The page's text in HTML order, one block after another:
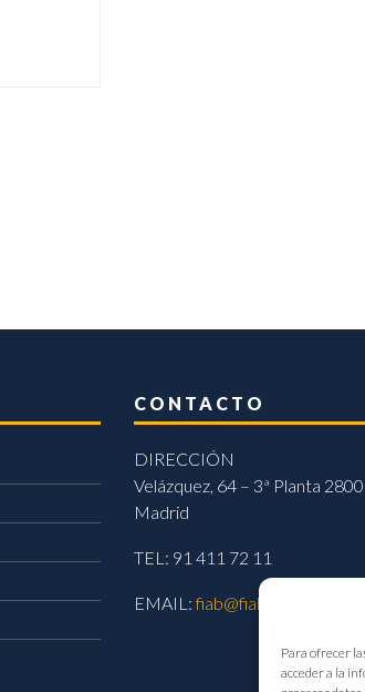
Para ofrecer
acceder a la
CONTACTO
DIRECCIÓN
Velázquez, 64 – 3ª Planta
Madrid
TEL: 91 411 72 11
EMAIL:fiab@fiab.es